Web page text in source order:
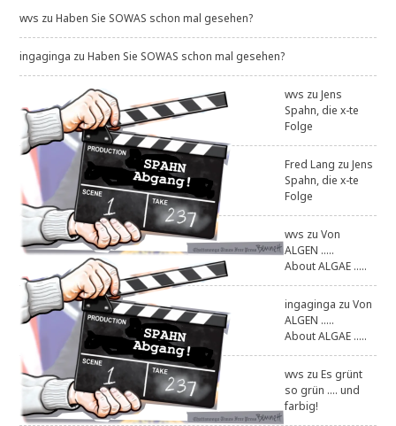
wvs zuHaben Sie SOWAS schon mal gesehen?
ingaginga zuHaben Sie SOWAS schon mal gesehen?
wvs zuJens
Spahn, die x-te
Folge
Fred Lang zuJens
Spahn, die x-te
Folge
wvs zuVon
ALGEN .....
About ALGAE .....
ingaginga zuVon
ALGEN .....
About ALGAE .....
wvs zuEs grünt
so grün .... und
farbig!